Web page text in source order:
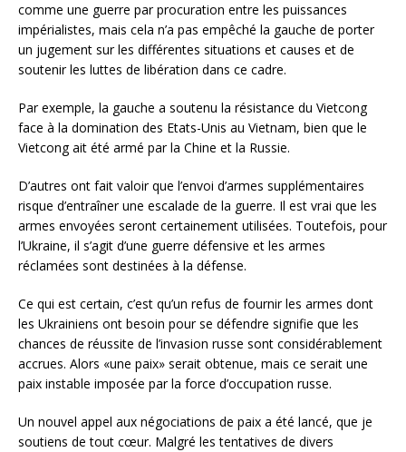
comme une guerre par procuration entre les puissances
impérialistes, mais cela n’a pas empêché la gauche de porter
un jugement sur les différentes situations et causes et de
soutenir les luttes de libération dans ce cadre.
Par exemple, la gauche a soutenu la résistance du Vietcong
face à la domination des Etats-Unis au Vietnam, bien que le
Vietcong ait été armé par la Chine et la Russie.
D’autres ont fait valoir que l’envoi d’armes supplémentaires
risque d’entraîner une escalade de la guerre. Il est vrai que les
armes envoyées seront certainement utilisées. Toutefois, pour
l’Ukraine, il s’agit d’une guerre défensive et les armes
réclamées sont destinées à la défense.
Ce qui est certain, c’est qu’un refus de fournir les armes dont
les Ukrainiens ont besoin pour se défendre signifie que les
chances de réussite de l’invasion russe sont considérablement
accrues. Alors «une paix» serait obtenue, mais ce serait une
paix instable imposée par la force d’occupation russe.
Un nouvel appel aux négociations de paix a été lancé, que je
soutiens de tout cœur. Malgré les tentatives de divers